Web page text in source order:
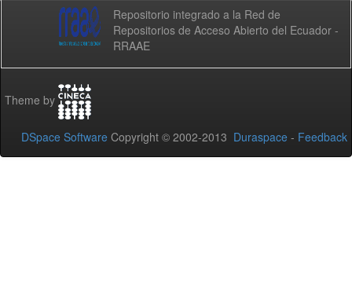
Repositorio integrado a la Red de
Repositorios de Acceso Abierto del Ecuador -
RRAAE
Theme by
DSpace Software Copyright © 2002-2013 Duraspace - Feedback